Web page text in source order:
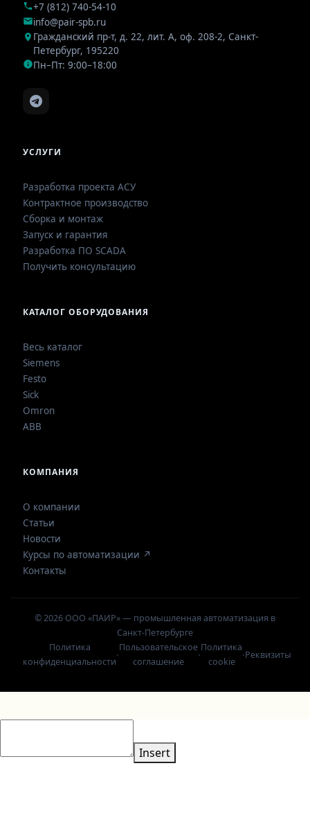
+7 (812) 740-54-10
info@pair-spb.ru
Гражданский пр-т, д. 22, лит. А, оф. 208-2, Санкт-
Петербург, 195220
Пн–Пт: 9:00–18:00
УСЛУГИ
Разработка проекта АСУ
Контрактное производство
Сборка и монтаж
Запуск и гарантия
Разработка ПО SCADA
Получить консультацию
КАТАЛОГ ОБОРУДОВАНИЯ
Весь каталог
Siemens
Festo
Sick
Omron
ABB
КОМПАНИЯ
О компании
Статьи
Новости
Курсы по автоматизации ↗
Контакты
© 2026 ООО «ПАИР» — промышленная автоматизация в
Санкт-Петербурге
Политика
конфиденциальности
·
Пользовательское
соглашение
·
Политика
cookie
·Реквизиты
Insert